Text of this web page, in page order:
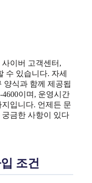
이버 고객센터,
수 있습니다. 자세
양식과 함께 제공됩
이며, 운영시간
입니다. 언제든 문
금한 사항이 있다
조건